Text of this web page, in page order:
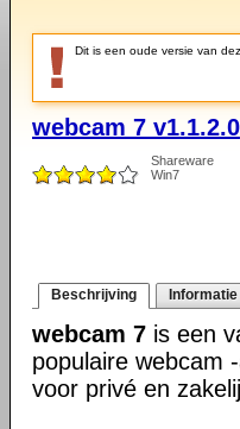
Dit is een oude versie van
webcam 7 v1.1.2.0
Shareware
Win7
Beschrijving Informatie
webcam 7 is een
populaire webcam
voor privé en